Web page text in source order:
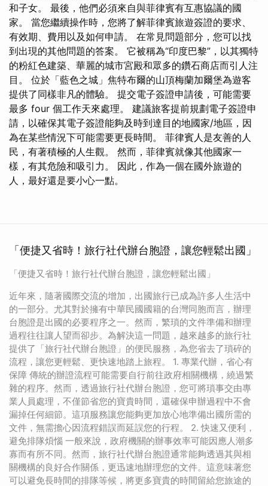
和子女。 最後，他們必須來自與菲律賓有互惠協議的國
家。 當您繼續操作時，您將了解菲律賓旅遊簽證的要求、
有效期、費用以及如何申請。 在常見問題部分，您可以找
到出現的其他問題的答案。 它被稱為“印度巴黎”，以其獨特
的粉紅色建築、華麗的城市宮殿和眾多的鑽石商店而引人注
目。 位於「藍色之城」焦特布爾的山頂梅蘭加爾堡為遊客
提供了同樣非凡的體驗。 提交電子簽證申請後，可能需要
最多 four 個工作天來處理。 建議旅客提前規劃電子簽證申
請，以確保其電子簽證能夠及時到達目的地國家/地區，因
為在某些情況下可能需要更長時間。 菲律賓人是友善的人
民，有著積極的人生觀。 然而，菲律賓就像其他國家一
樣，有其危險和吸引力。 因此，作為一個在國外旅遊的
人，最好還是要小心一點。
「便捷又省時！旅行社代辦台胞證，讓您輕鬆出國」
「便捷又省時！旅行社代辦台胞證，讓您輕鬆出國」
近年來，隨著國際交流的增加，出國旅行已成為許多人生活中
的一部分。尤其對於擁有中華民國國籍的台灣同胞而言，辦理
台胞證是出國的必要程序之一。然而，繁瑣的文件準備和辦理
過程往往讓人望而卻步。為解決這一問題，越來越多的旅行社
提供了「旅行社代辦台胞證」的便民服務，為您省去了瑣碎的
流程，讓您更輕鬆、更快速地踏上旅程。 1. 專業代辦，省心有
保障 傳統的辦證流程可能需要自行前往政府相關機構，繞過繁
雜的程序。然而，透過旅行社代辦台胞證，您可將瑣事交由專
業人員處理，不僅節省您的寶貴時間，還確保申辦過程中不會
漏掉任何細節。這項服務讓您能夠更加放心地準備出國所需的
文件，無需擔心因流程錯誤而延誤您的行程。 2. 快速又便利，
避免排隊煩惱 一般來說，政府機關的辦事效率可能因應人潮多
寡而有所不同。然而，旅行社代辦台胞證通常能夠透過其與相
關機構的良好合作關係，更迅速地辦理您的文件。這意味著您
可以避免長時間的排隊等候，將更多寶貴的時間留給您旅途的